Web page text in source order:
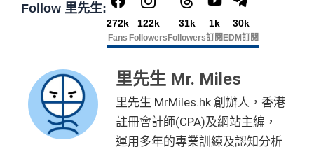
Follow 里先生:
272k
Fans
122k
Followers
31k
Followers
1k
訂閱
30k
EDM訂閱
里先生 Mr. Miles
里先生 MrMiles.hk 創辦人，香港
註冊會計師(CPA)及網站主編，
運用多年的專業訓練及認知分析